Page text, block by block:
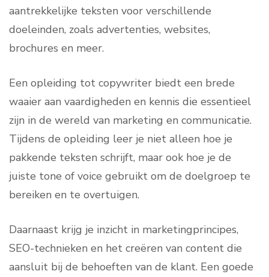
aantrekkelijke teksten voor verschillende
doeleinden, zoals advertenties, websites,
brochures en meer.
Een opleiding tot copywriter biedt een brede
waaier aan vaardigheden en kennis die essentieel
zijn in de wereld van marketing en communicatie.
Tijdens de opleiding leer je niet alleen hoe je
pakkende teksten schrijft, maar ook hoe je de
juiste tone of voice gebruikt om de doelgroep te
bereiken en te overtuigen.
Daarnaast krijg je inzicht in marketingprincipes,
SEO-technieken en het creëren van content die
aansluit bij de behoeften van de klant. Een goede